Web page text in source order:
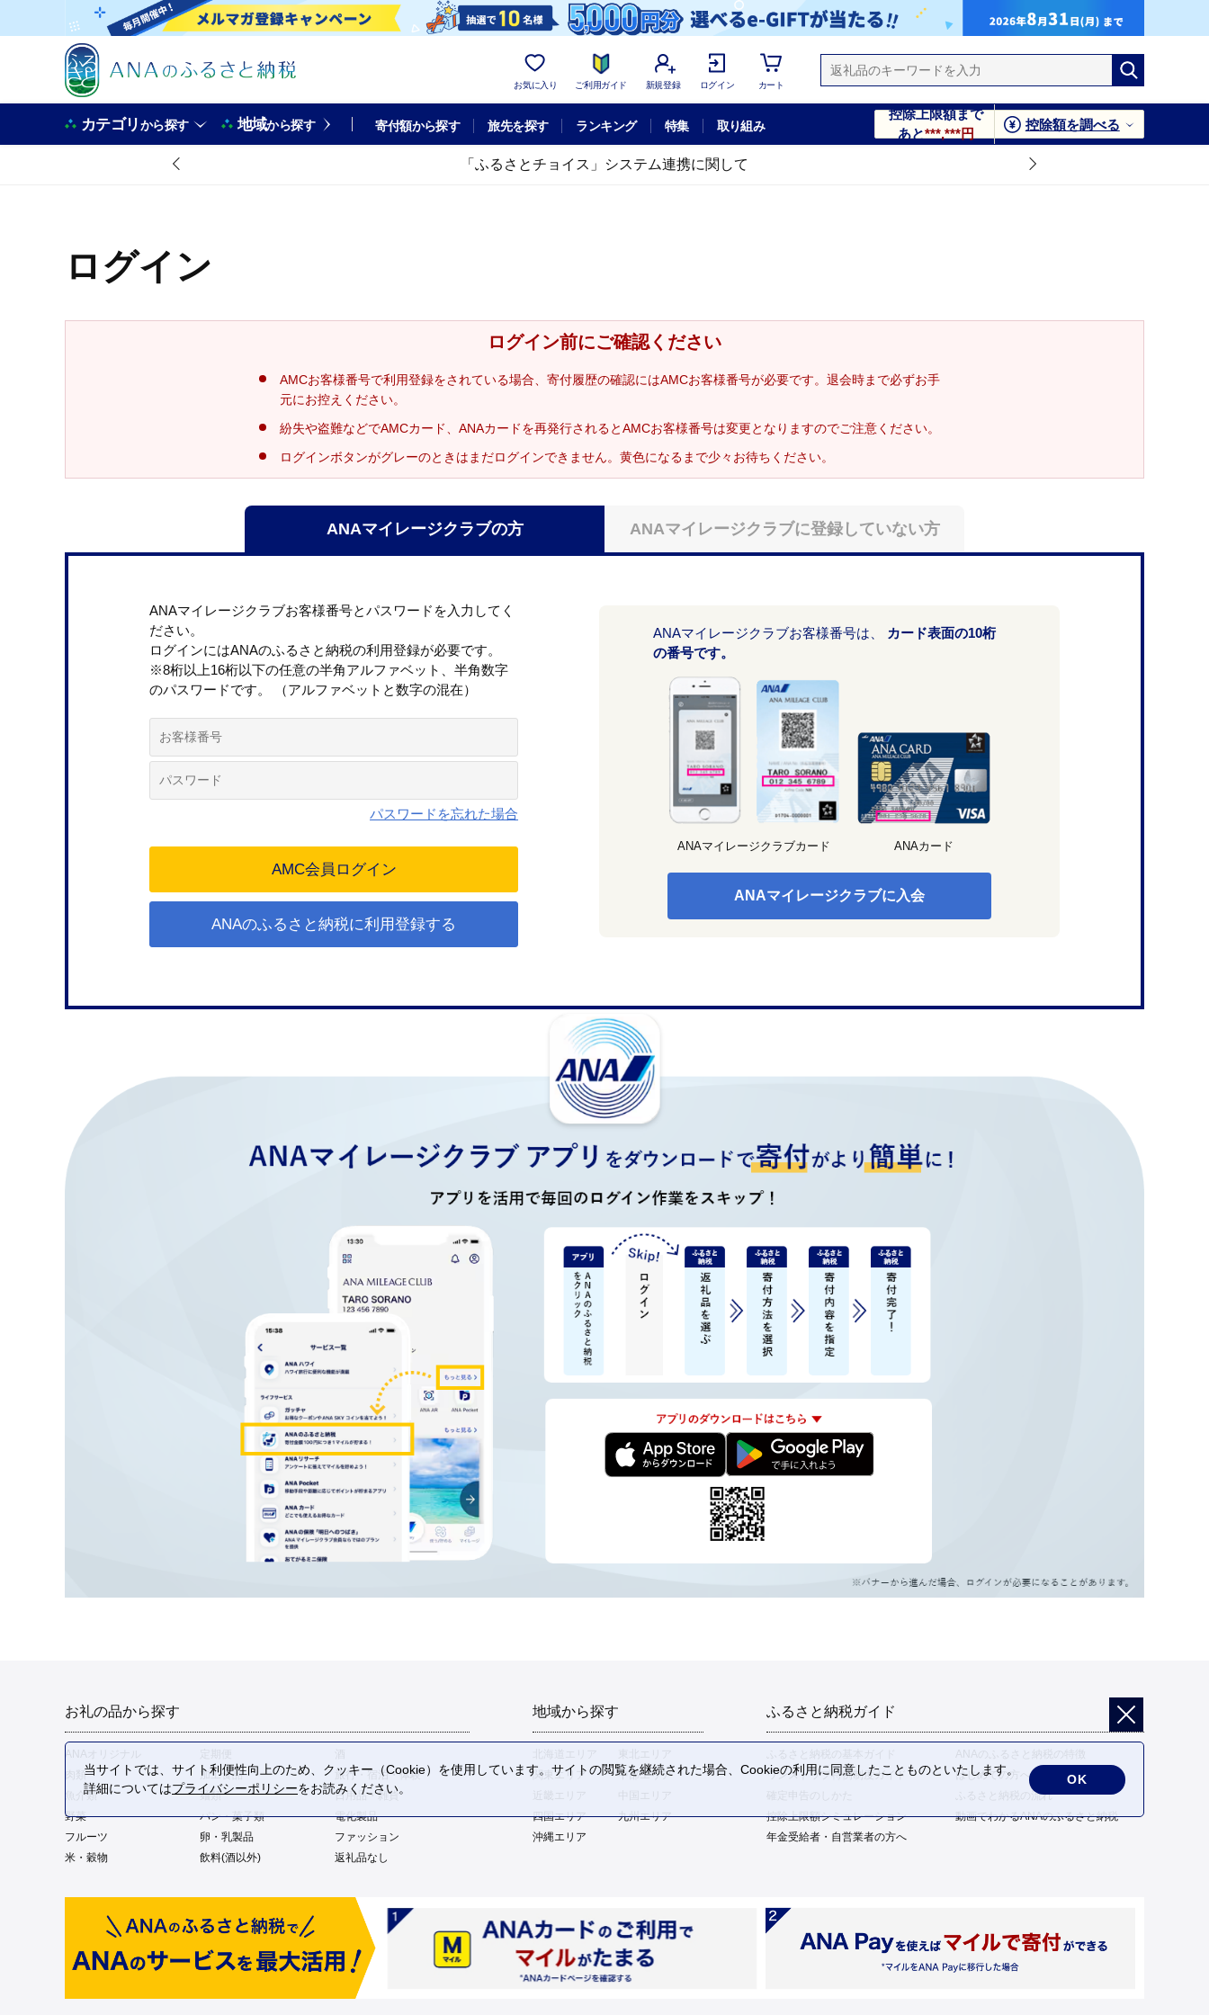
お気に入り ご利用ガイド 新規登録 ログイン カート
カテゴリから探す 地域から探す 寄付額から探す 旅先を探す ランキング 特集 取り組み
控除上限額まで
あと***,***円
控除額を調べる
「ふるさとチョイス」システム連携に関して
ログイン
ログイン前にご確認ください
AMCお客様番号で利用登録をされている場合、寄付履歴の確認にはAMCお客様番号が必要です。退会時まで必ずお手
元にお控えください。
紛失や盗難などでAMCカード、ANAカードを再発行されるとAMCお客様番号は変更となりますのでご注意ください。
ログインボタンがグレーのときはまだログインできません。黄色になるまで少々お待ちください。
ANAマイレージクラブの方 ANAマイレージクラブに登録していない方
ANAマイレージクラブお客様番号とパスワードを入力してく
ださい。
ログインにはANAのふるさと納税の利用登録が必要です。
※8桁以上16桁以下の任意の半角アルファベット、半角数字
のパスワードです。 （アルファベットと数字の混在）
パスワードを忘れた場合
ANAのふるさと納税に利用登録する
ANAマイレージクラブお客様番号は、
カード表面の10桁
の番号です。
ANAマイレージクラブカード ANAカード
ANAマイレージクラブに入会
お礼の品から探す
肉類
加工食品
旅行・宿泊・体験
魚介類
麺類
日用品・雑貨
野菜
パン・菓子類
電化製品
フルーツ
卵・乳製品
ファッション
米・穀物
飲料(酒以外) 返礼品なし
地域から探す
関東エリア
中部エリア
四国エリア
九州エリア
沖縄エリア
ふるさと納税ガイド
ふるさと納税の基本ガイド
ANAのふるさと納税の特徴
ワンストップ特例制度ガイド
はじめての方へ
ふるさと納税の流れ
控除上限額シミュレーション
動画でわかるANAのふるさと納税
年金受給者・自営業者の方へ
当サイトでは、サイト利便性向上のため、クッキー（Cookie）を使用しています。サイトの閲覧を継続された場合、Cookieの利用に同意したことものといたします。
詳細についてはプライバシーポリシーをお読みください。
OK